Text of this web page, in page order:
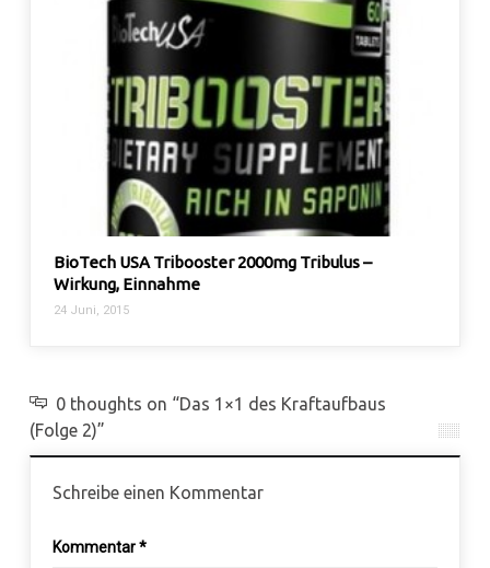
USA Tribooster 2000mg Tribulus –
Einnahme
Juni, 2015
0 thoughts on “Das 1×1 des Kraftaufbaus
(Folge 2)”
Schreibe einen Kommentar
Kommentar*